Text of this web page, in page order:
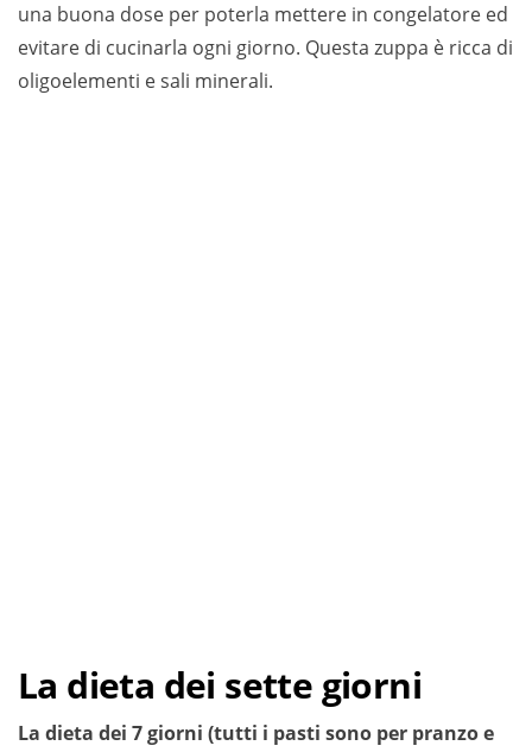
una buona dose per poterla mettere in congelatore ed
evitare di cucinarla ogni giorno. Questa zuppa è ricca di
oligoelementi e sali minerali.
La dieta dei sette giorni
La dieta dei 7 giorni (tutti i pasti sono per pranzo e